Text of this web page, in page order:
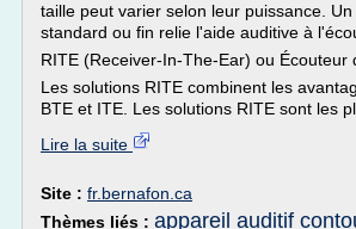
taille peut varier selon leur puissance.
standard ou fin relie l'aide auditive à
RITE (Receiver-In-The-Ear) ou Écouteur
Les solutions RITE combinent les
BTE et ITE. Les solutions RITE sont les
Lire la suite
Site : fr.bernafon.ca
Thèmes liés : appareil auditif